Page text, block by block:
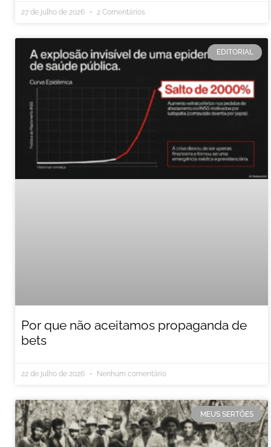
27 de julho de 2026 2 Comentários
EDITORIAL
Por que não aceitamos propaganda de
bets
22 de julho de 2026 Nenhum comentário
MEUS SERTÕES